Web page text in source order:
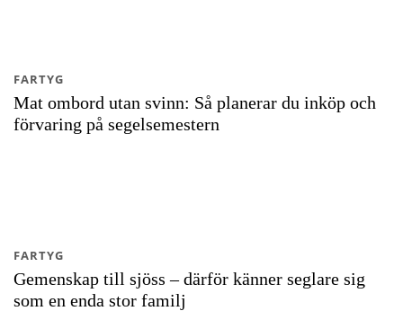
Mat ombord utan svinn: Så planerar du inköp och
förvaring på segelsemestern
FARTYG
Gemenskap till sjöss – därför känner seglare sig
som en enda stor familj
FARTYG